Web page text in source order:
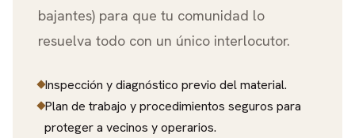
bajantes) para que tu comunidad lo
resuelva todo con un único interlocutor.
Inspección y diagnóstico previo del material.
Plan de trabajo y procedimientos seguros para
proteger a vecinos y operarios.